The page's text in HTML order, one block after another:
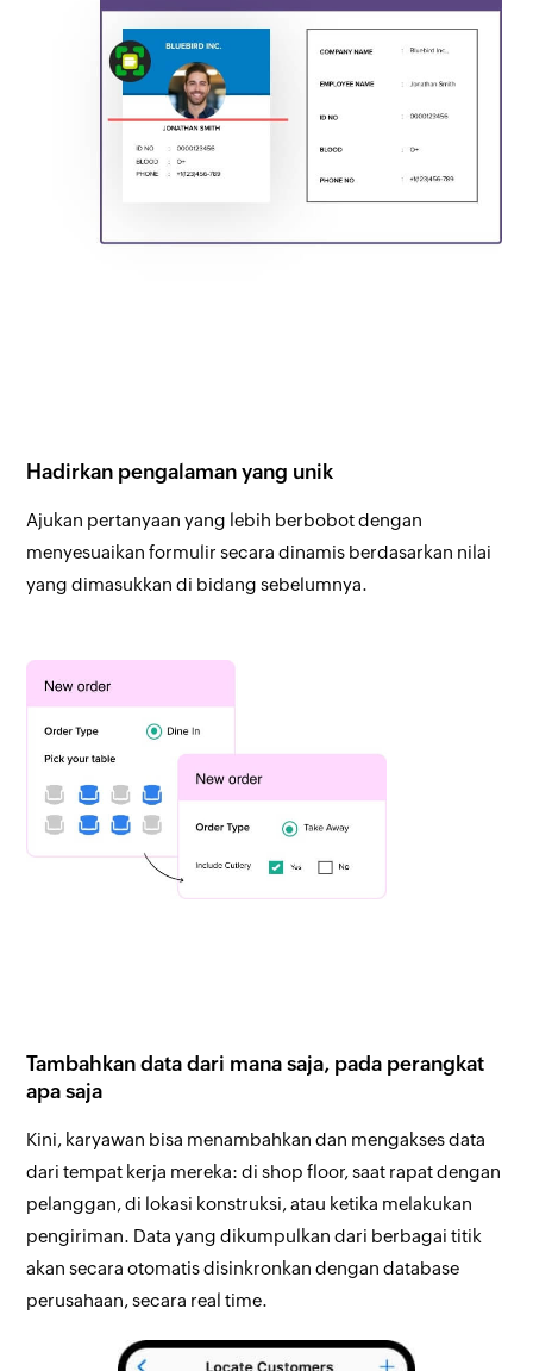
Hadirkan pengalaman yang unik
Ajukan pertanyaan yang lebih berbobot dengan
menyesuaikan formulir secara dinamis berdasarkan nilai
yang dimasukkan di bidang sebelumnya.
Tambahkan data dari mana saja, pada perangkat
apa saja
Kini, karyawan bisa menambahkan dan mengakses data
dari tempat kerja mereka: di shop floor, saat rapat dengan
pelanggan, di lokasi konstruksi, atau ketika melakukan
pengiriman. Data yang dikumpulkan dari berbagai titik
akan secara otomatis disinkronkan dengan database
perusahaan, secara real time.